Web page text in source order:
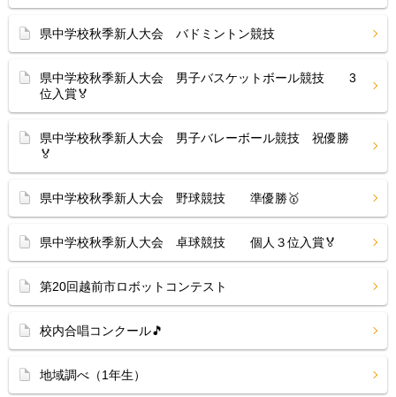
県中学校秋季新人大会 バドミントン競技
県中学校秋季新人大会 男子バスケットボール競技 3
位入賞🏅
県中学校秋季新人大会 男子バレーボール競技 祝優勝
🏅
県中学校秋季新人大会 野球競技 準優勝🥇
県中学校秋季新人大会 卓球競技 個人３位入賞🏅
第20回越前市ロボットコンテスト
校内合唱コンクール🎵
地域調べ（1年生）